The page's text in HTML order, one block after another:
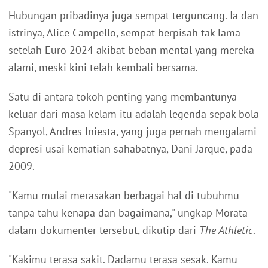
Hubungan pribadinya juga sempat terguncang. Ia dan
istrinya, Alice Campello, sempat berpisah tak lama
setelah Euro 2024 akibat beban mental yang mereka
alami, meski kini telah kembali bersama.
Satu di antara tokoh penting yang membantunya
keluar dari masa kelam itu adalah legenda sepak bola
Spanyol, Andres Iniesta, yang juga pernah mengalami
depresi usai kematian sahabatnya, Dani Jarque, pada
2009.
"Kamu mulai merasakan berbagai hal di tubuhmu
tanpa tahu kenapa dan bagaimana," ungkap Morata
dalam dokumenter tersebut, dikutip dari The Athletic.
"Kakimu terasa sakit. Dadamu terasa sesak. Kamu